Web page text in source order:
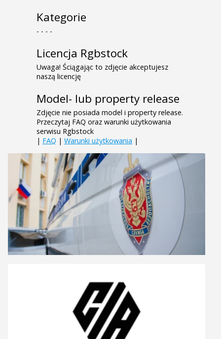
Kategorie
- - - -
Licencja Rgbstock
Uwaga! Ściągając to zdjęcie akceptujesz
naszą licencję
Model- lub property release
Zdjęcie nie posiada model i property release.
Przeczytaj FAQ oraz warunki użytkowania
serwisu Rgbstock
| FAQ | Warunki użytkowania |